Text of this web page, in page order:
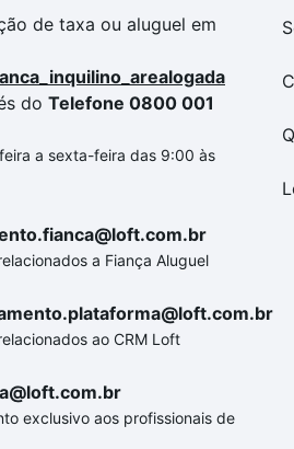
de taxa ou aluguel em
do Telefone 0800 001
a sexta-feira das 9:00 às
a Fiança Aluguel
ao CRM Loft
exclusivo aos profissionais de